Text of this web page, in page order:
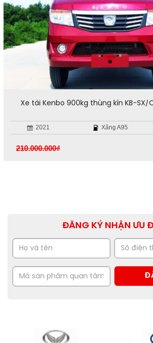
Xe tải Kenbo 900kg thùng kín KB-SX/
2021 Xăng A95
210.000.000₫
ĐĂNG KÝ NHẬN ƯU